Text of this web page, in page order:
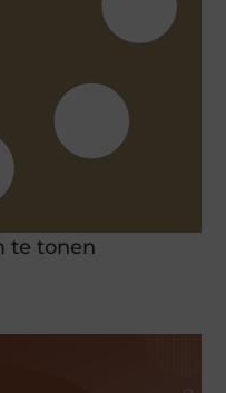
te tonen